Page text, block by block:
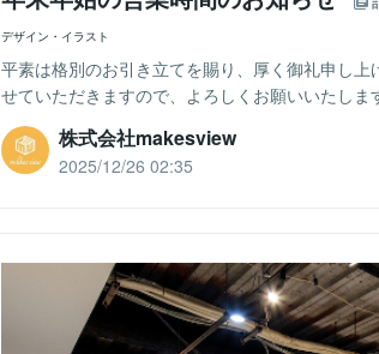
デザイン・イラスト
平素は格別のお引き立てを賜り、厚く御礼申し
せていただきますので、よろしくお願いいたし
株式会社makesview
2025/12/26 02:35